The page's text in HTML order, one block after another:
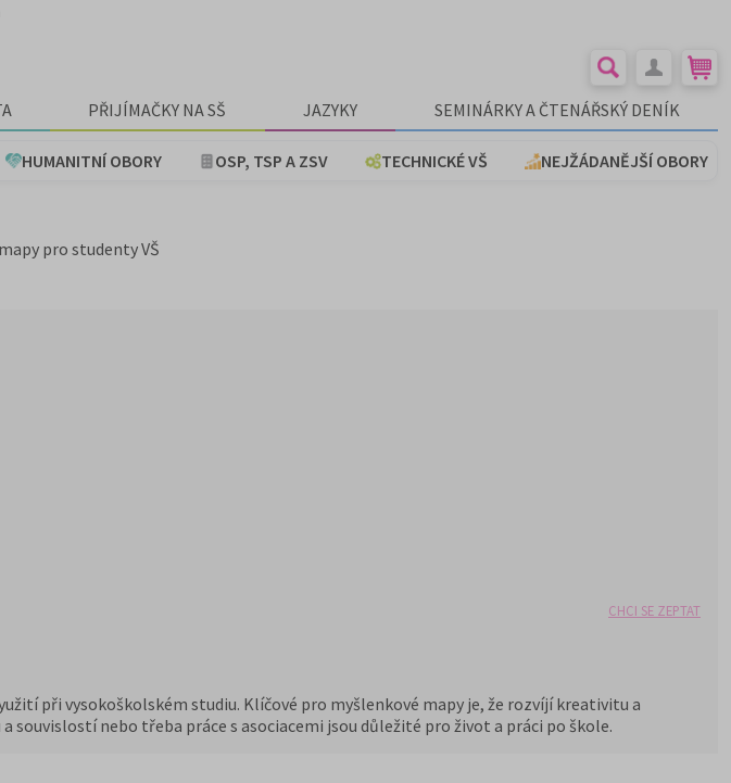
PŘIJÍMAČKY NA SŠ JAZYKY SEMINÁRKY A ČTENÁŘSKÝ DENÍK
HUMANITNÍ OBORY OSP, TSP A ZSV TECHNICKÉ VŠ NEJŽÁDANĚJŠÍ OBORY
pro studenty VŠ
při vysokoškolském studiu. Klíčové pro myšlenkové mapy je, že rozvíjí kreativitu a
souvislostí nebo třeba práce s asociacemi jsou důležité pro život a práci po škole.
CHCI SE ZEPTAT